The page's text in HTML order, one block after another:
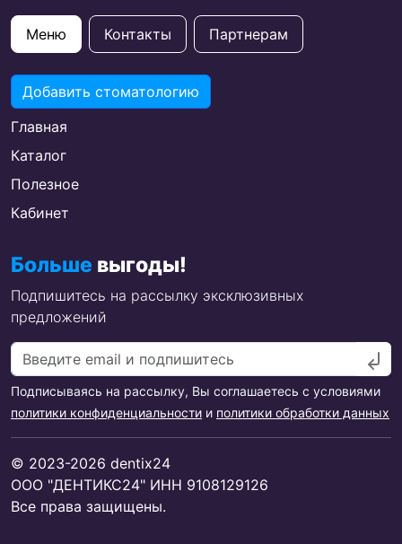
Меню Контакты Партнерам
Добавить стоматологию
Главная
Каталог
Полезное
Кабинет
Больше выгоды!
Подпишитесь на рассылку эксклюзивных
предложений
Подписываясь на рассылку, Вы соглашаетесь с условиями
политики конфиденциальности и политики обработки данных
© 2023-2026 dentix24
ООО "ДЕНТИКС24" ИНН 9108129126
Все права защищены.